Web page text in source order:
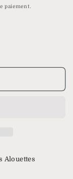
paiement.
Alouettes